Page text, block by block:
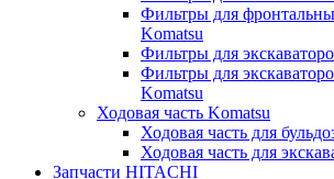
Фильтры для
Komatsu
Фильтры для
Фильтры для
Komatsu
Ходовая часть Komatsu
Ходовая часть для
Ходовая часть для
Запчасти HITACHI